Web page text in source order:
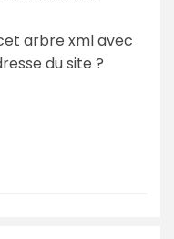
arbre xml avec
du site ?